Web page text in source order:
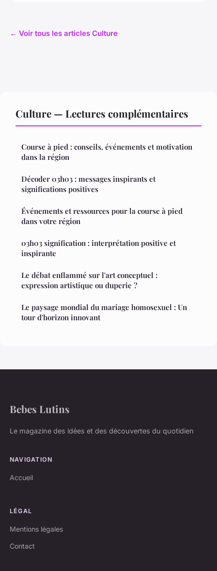
← Voir tous les articles Culture
Culture — Lectures complémentaires
Course à pied : conseils, événements et motivation
dans la région
Décoder 03h03 : messages inspirants et
significations positives
Événements et ressources pour la course à pied
dans votre région
03h03 signification : interprétation positive et
inspirante
Le débat enflammé sur l'art conceptuel :
expression artistique ou duperie ?
Le paysage mondial du mariage homosexuel : Un
tour d'horizon innovant
Bebes Lutins
Le magazine des idées et des découvertes du quotidien
NAVIGATION
Accueil
LÉGAL
Mentions légales
Contact